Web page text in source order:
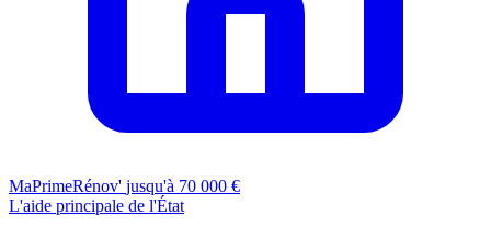
MaPrimeRénov' jusqu'à 70 000 €
L'aide principale de l'État